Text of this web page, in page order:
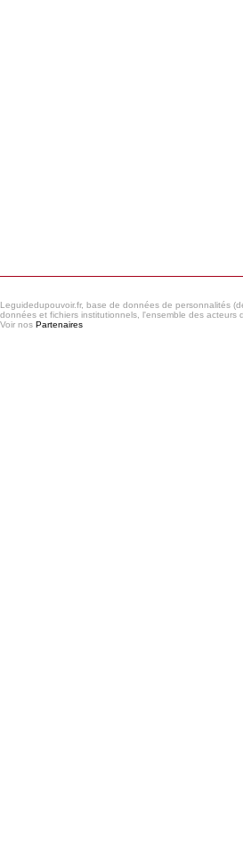
Leguidedupouvoir.fr, base de données de personnalités
données et fichiers institutionnels, l'ensemble des acteurs
Voir nos Partenaires